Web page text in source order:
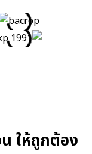
ให้ถูกต้อง